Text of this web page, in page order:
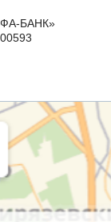
БАНК»